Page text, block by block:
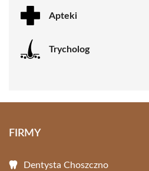
Apteki
Trycholog
FIRMY
Dentysta Choszczno